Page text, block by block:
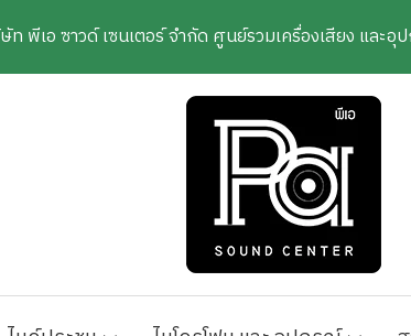
ท พีเอ ซาวด์ เซนเตอร์ จำกัด ศูนย์รวมเครื่องเสียง และ